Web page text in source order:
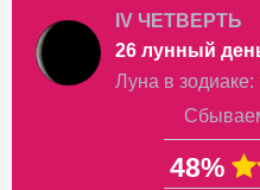
IV ЧЕТВЕРТЬ
26 лунный
Луна в зодиаке:
48%